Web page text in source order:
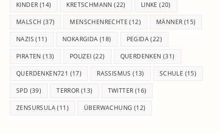
KINDER (14) KRETSCHMANN (22) LINKE (20)
MALSCH (37) MENSCHENRECHTE (12) MÄNNER (15)
NAZIS (11) NOKARGIDA (18) PEGIDA(22)
PIRATEN (13) POLIZEI (22) QUERDENKEN (31)
QUERDENKEN721 (17) RASSISMUS (13) SCHULE (15)
SPD (39) TERROR (13) TWITTER (16)
ZENSURSULA(11) ÜBERWACHUNG (12)